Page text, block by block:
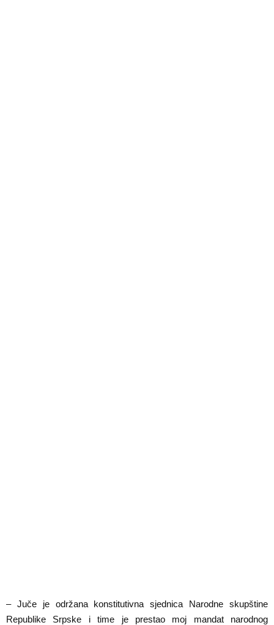
– Juče je održana konstitutivna sjednica Narodne skupštine
Republike Srpske i time je prestao moj mandat narodnog